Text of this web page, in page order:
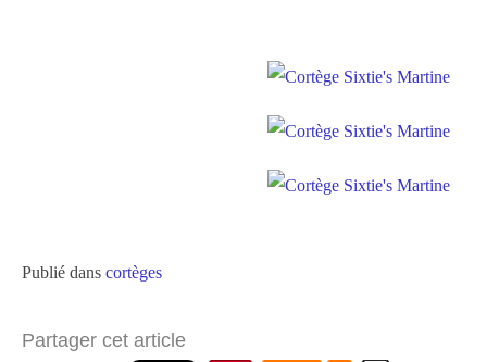
Publié dans cortèges
Partager cet article